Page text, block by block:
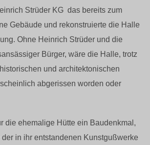
Strüder KG das bereits zum
Gebäude und rekonstruierte die Halle
Ohne Heinrich Strüder und die
Bürger, wäre die Halle, trotz
und architektonischen
abgerissen worden oder
die ehemalige Hütte ein Baudenkmal,
in ihr entstandenen Kunstgußwerke